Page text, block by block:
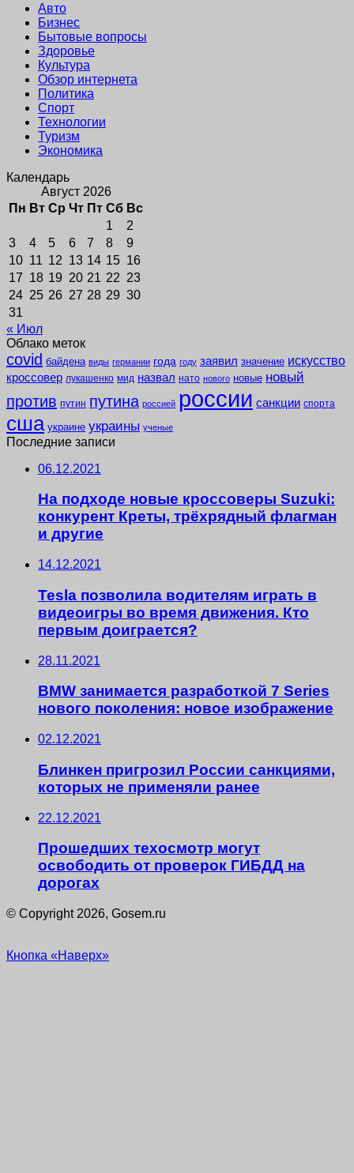
Авто
Бизнес
Бытовые вопросы
Здоровье
Культура
Обзор интернета
Политика
Спорт
Технологии
Туризм
Экономика
Календарь
Август 2026
Пн Вт Ср Чт Пт Сб Вс
1
2
3
4 5 6 7 8
9
10 11 12 13 14 15 16
17 18 19 20 21 22 23
24 25 26 27 28 29 30
31
« Июл
Облако меток
covid байдена виды германии года году заявил значение искусство
кроссовер лукашенко мид назвал нато нового новые новый
против путин путина россией россии санкции спорта
сша украине украины ученые
Последние записи
06.12.2021
На подходе новые кроссоверы Suzuki:
конкурент Креты, трёхрядный флагман
и другие
14.12.2021
Tesla позволила водителям играть в
видеоигры во время движения. Кто
первым доиграется?
28.11.2021
BMW занимается разработкой 7 Series
нового поколения: новое изображение
02.12.2021
Блинкен пригрозил России санкциями,
которых не применяли ранее
22.12.2021
Прошедших техосмотр могут
освободить от проверок ГИБДД на
дорогах
© Copyright 2026, Gosem.ru
Кнопка «Наверх»